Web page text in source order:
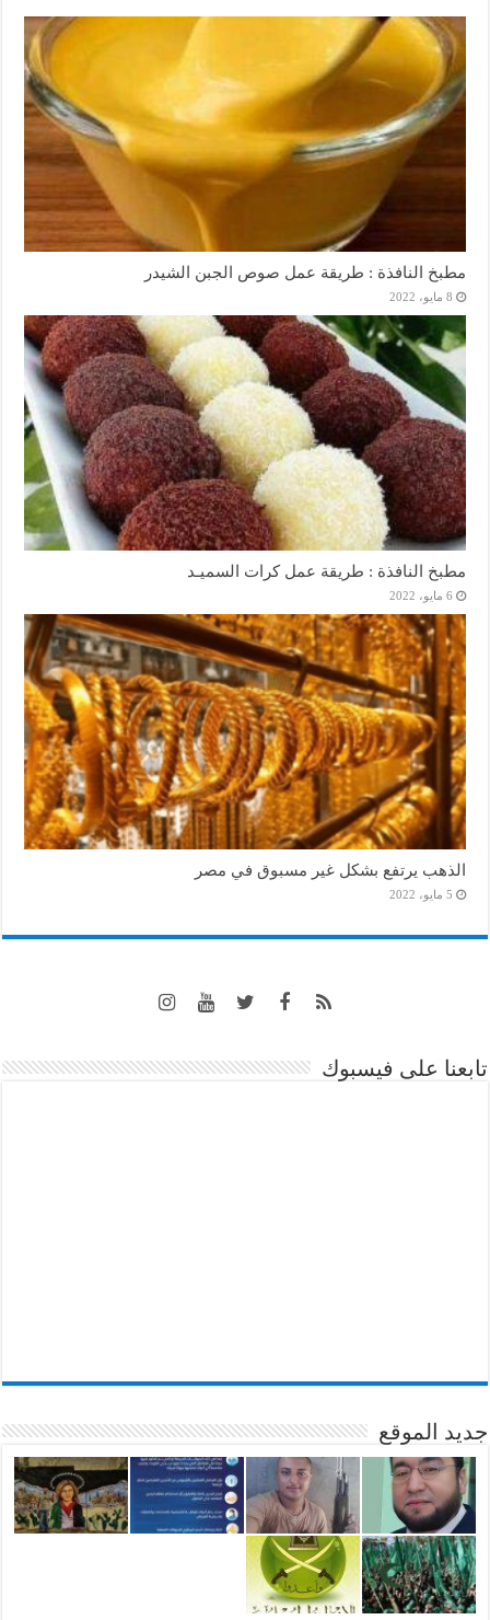
مطبخ النافذة : طريقة عمل صوص الجبن الشيدر
8 مايو، 2022
مطبخ النافذة : طريقة عمل كرات السميـد
6 مايو، 2022
الذهب يرتفع بشكل غير مسبوق في مصر
5 مايو، 2022
تابعنا على فيسبوك
جديد الموقع